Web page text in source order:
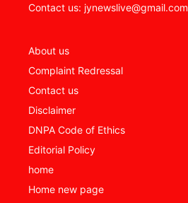
Contact us: jynewslive@gmail.com
About us
Complaint Redressal
Contact us
Disclaimer
DNPA Code of Ethics
Editorial Policy
home
Home new page